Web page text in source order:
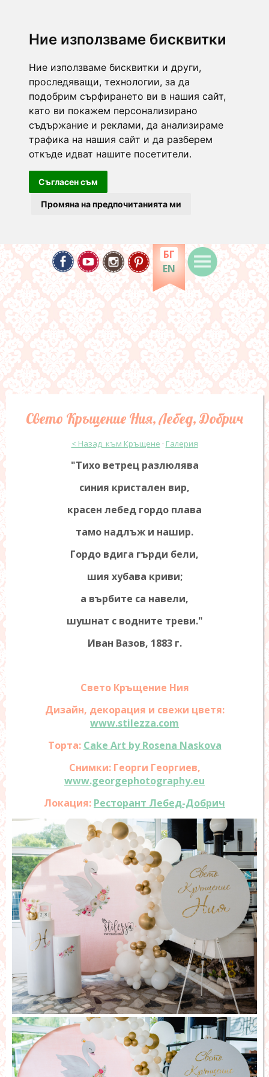
Ние използваме бисквитки
Ние използваме бисквитки и други,
проследяващи, технологии, за да
подобрим сърфирането ви в нашия сайт,
като ви покажем персонализирано
съдържание и реклами, да анализираме
трафика на нашия сайт и да разберем
откъде идват нашите посетители.
Съгласен съм
Промяна на предпочитанията ми
БГ
EN
Свето Кръщение Ния, Лебед, Добрич
< Назад към Кръщене · Галерия
"Тихо ветрец разлюлява
синия кристален вир,
красен лебед гордо плава
тамо надлъж и нашир.
Гордо вдига гърди бели,
шия хубава криви;
а върбите са навели,
шушнат с водните треви."
Иван Вазов, 1883 г.
Свето Кръщение Ния
Дизайн, декорация и свежи цветя:
www.stilezza.com
Торта: Cake Art by Rosena Naskova
Снимки: Георги Георгиев,
www.georgephotography.eu
Локация: Ресторант Лебед-Добрич